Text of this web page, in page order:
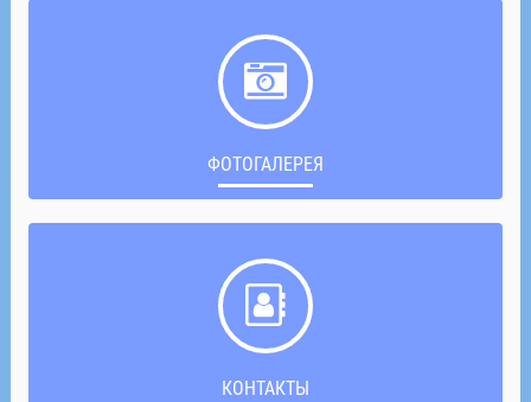
ФОТОГАЛЕРЕЯ
КОНТАКТЫ